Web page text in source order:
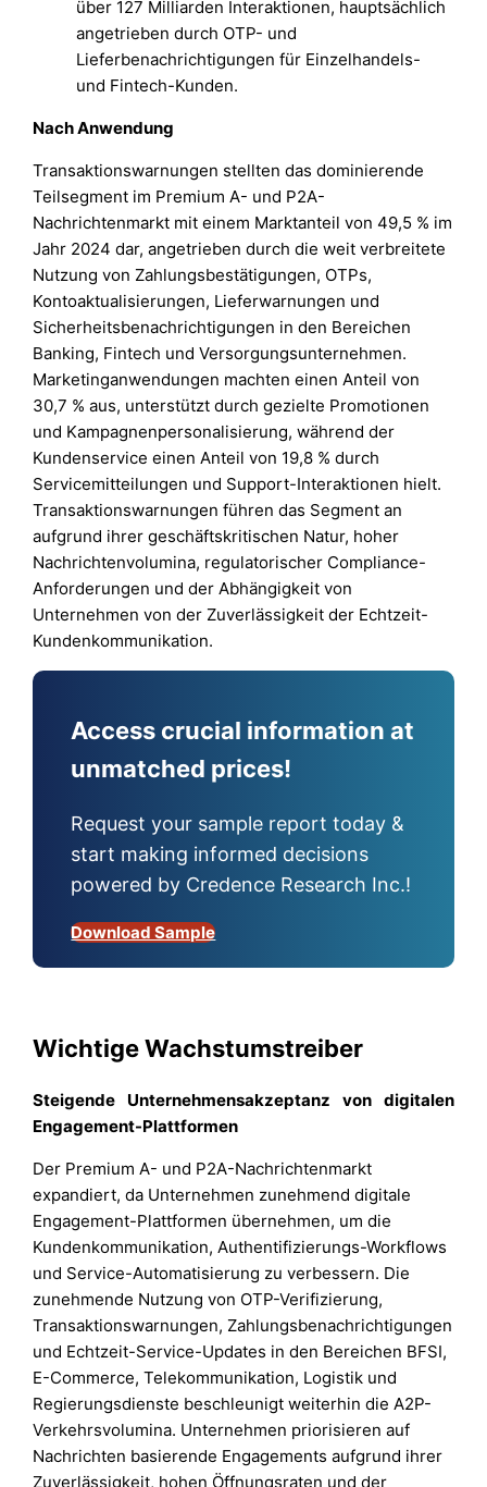
über 127 Milliarden Interaktionen, hauptsächlich
angetrieben durch OTP- und
Lieferbenachrichtigungen für Einzelhandels-
und Fintech-Kunden.
Nach Anwendung
Transaktionswarnungen stellten das dominierende
Teilsegment im Premium A- und P2A-
Nachrichtenmarkt mit einem Marktanteil von 49,5 % im
Jahr 2024 dar, angetrieben durch die weit verbreitete
Nutzung von Zahlungsbestätigungen, OTPs,
Kontoaktualisierungen, Lieferwarnungen und
Sicherheitsbenachrichtigungen in den Bereichen
Banking, Fintech und Versorgungsunternehmen.
Marketinganwendungen machten einen Anteil von
30,7 % aus, unterstützt durch gezielte Promotionen
und Kampagnenpersonalisierung, während der
Kundenservice einen Anteil von 19,8 % durch
Servicemitteilungen und Support-Interaktionen hielt.
Transaktionswarnungen führen das Segment an
aufgrund ihrer geschäftskritischen Natur, hoher
Nachrichtenvolumina, regulatorischer Compliance-
Anforderungen und der Abhängigkeit von
Unternehmen von der Zuverlässigkeit der Echtzeit-
Kundenkommunikation.
Access crucial information at
unmatched prices!
Request your sample report today &
start making informed decisions
powered by Credence Research Inc.!
Download Sample
Wichtige Wachstumstreiber
Steigende Unternehmensakzeptanz von digitalen
Engagement-Plattformen
Der Premium A- und P2A-Nachrichtenmarkt
expandiert, da Unternehmen zunehmend digitale
Engagement-Plattformen übernehmen, um die
Kundenkommunikation, Authentifizierungs-Workflows
und Service-Automatisierung zu verbessern. Die
zunehmende Nutzung von OTP-Verifizierung,
Transaktionswarnungen, Zahlungsbenachrichtigungen
und Echtzeit-Service-Updates in den Bereichen BFSI,
E-Commerce, Telekommunikation, Logistik und
Regierungsdienste beschleunigt weiterhin die A2P-
Verkehrsvolumina. Unternehmen priorisieren auf
Nachrichten basierende Engagements aufgrund ihrer
Zuverlässigkeit, hohen Öffnungsraten und der